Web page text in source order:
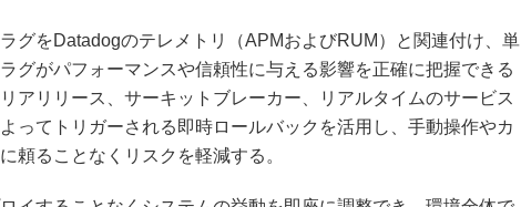
グをDatadogのテレメトリ（APMおよびRUM）と関連付け、単
グがパフォーマンスや信頼性に与える影響を正確に把握できる
アリリース、サーキットブレーカー、リアルタイムのサービス
ってトリガーされる即時ロールバックを活用し、手動操作やカ
頼ることなくリスクを軽減する。